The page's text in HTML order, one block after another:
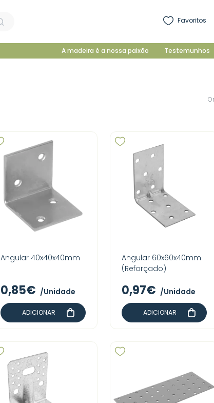
Favoritos
A madeira é a nossa paixão Testemunhos
Angular 40x40x40mm
0,85€ /Unidade
ADICIONAR
Angular 60x60x40mm
(Reforçado)
0,97€ /Unidade
ADICIONAR